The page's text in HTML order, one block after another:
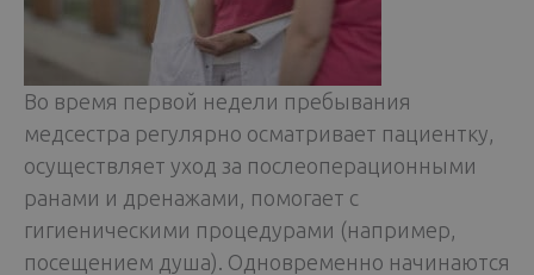
Во время первой недели пребывания
медсестра регулярно осматривает пациентку,
осуществляет уход за послеоперационными
ранами и дренажами, помогает с
гигиеническими процедурами (например,
посещением душа). Одновременно начинаются